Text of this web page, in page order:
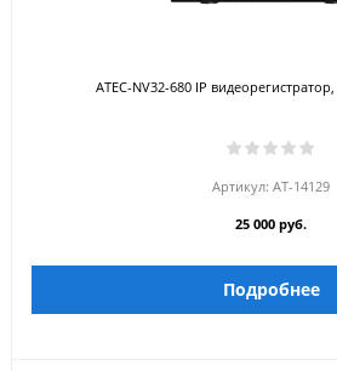
ATEC-NV32-680 IP
Артикул: AT-14129
25 000 руб.
Подробнее